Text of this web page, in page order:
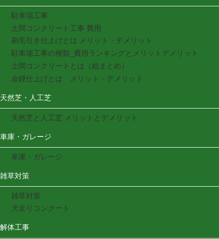
駐車場工事
土間コンクリート工事 費用
刷毛引き仕上げとは メリット・デメリット
駐車場工事の種類_費用ランキングとメリットデメリット
土間コンクリートとは（総まとめ）
金鏝仕上げとは メリット・デメリット
天然芝・人工芝
天然芝と人工芝 メリットとデメリット
車庫・ガレージ
車庫・ガレージ
雑草対策
雑草対策
犬走りコンクート
解体工事